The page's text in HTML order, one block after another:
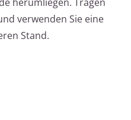
verwenden Sie eine
Stand.